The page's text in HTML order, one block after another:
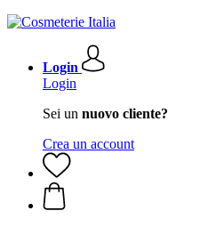
Login
Login
Sei un nuovo cliente?
Crea un account